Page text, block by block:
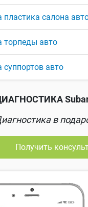
пластика салона
торпеды авто
суппортов авто
в
Получить